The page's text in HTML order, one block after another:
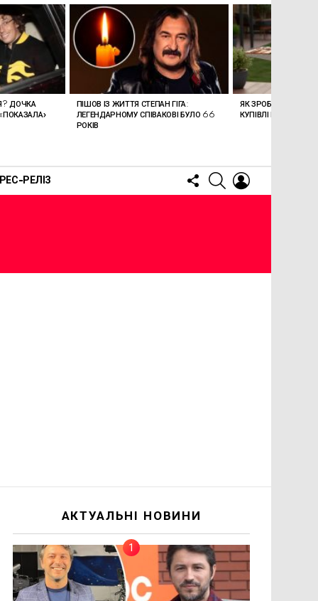
РЕЛІЗ
FOLLOW
US
SEARCH
ДОЧКА
ПІШОВ ІЗ ЖИТТЯ СТЕПАН ГІГА:
ЛЕГЕНДАРНОМУ СПІВАКОВІ БУЛО 66
РОКІВ
ЯК ЗРОБИТИ
КУПІВЛІ
АКТУАЛЬНІ НОВИНИ